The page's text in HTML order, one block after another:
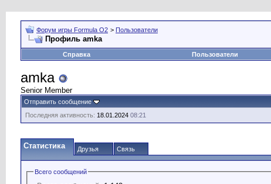
Форум игры Formula O2 > Пользователи
Профиль amka
Справка Пользователи
amka
Senior Member
Отправить сообщение
Последняя активность: 18.01.2024 08:21
Статистика Друзья Связь
Всего сообщений